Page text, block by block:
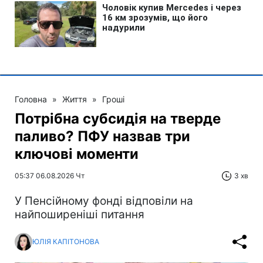
Головна » Життя » Гроші
Потрібна субсидія на тверде
паливо? ПФУ назвав три
ключові моменти
05:37 06.08.2026 Чт 3 хв
У Пенсійному фонді відповіли на
найпоширеніші питання
ЮЛІЯ КАПІТОНОВА